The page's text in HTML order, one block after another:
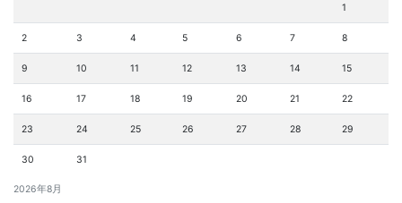
2026年8月
1
2 3 4 5 6 7 8
9 10 11 12 13 14 15
16 17 18 19 20 21 22
23 24 25 26 27 28 29
30 31